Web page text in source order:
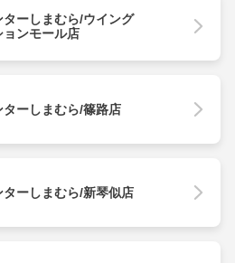
ーしまむら/ウイング
ンモール店
ーしまむら/篠路店
ーしまむら/新琴似店